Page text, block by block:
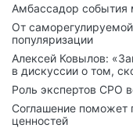
Амбассадор события
От
популяризации
Алексей Ковылов:
в дискуссии о том,
Роль экспертов СРО
Соглашение поможет
ценностей